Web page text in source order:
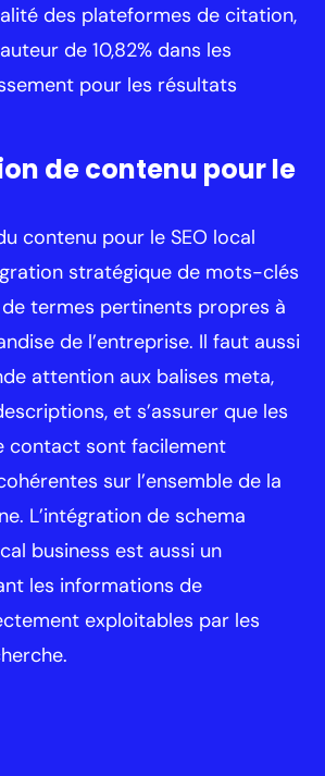
des plateformes de citation,
de 10,82% dans les
pour les résultats
de contenu pour le
contenu pour le SEO local
stratégique de mots-clés
termes pertinents propres à
de l’entreprise. Il faut aussi
attention aux balises meta,
et s’assurer que les
contact sont facilement
sur l’ensemble de la
L’intégration de schema
business est aussi un
les informations de
exploitables par les